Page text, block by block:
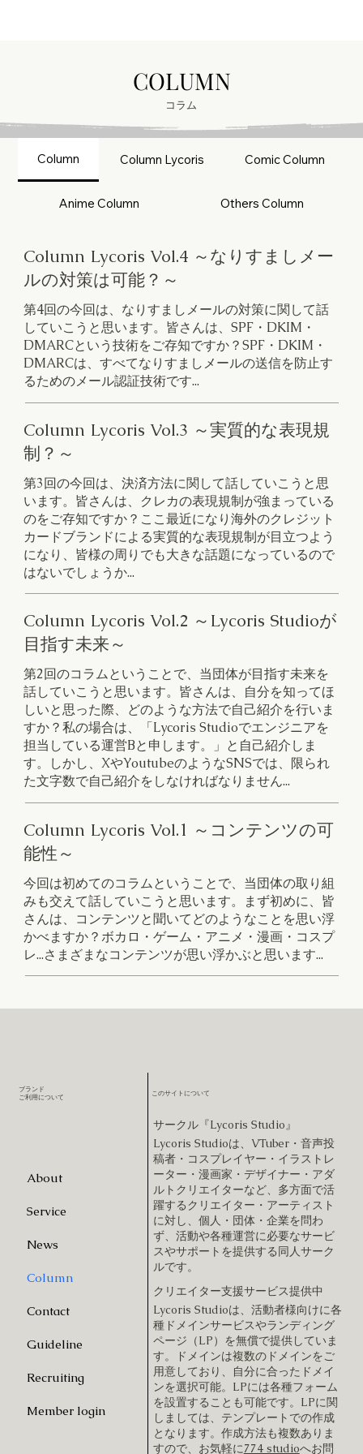
COLUMN
COLUMN
コラム
Column Column Lycoris Comic Column
Anime Column Others Column
Column Lycoris Vol.4 ～なりすましメー
ルの対策は可能？～
第4回の今回は、なりすましメールの対策に関して話
していこうと思います。皆さんは、SPF・DKIM・
DMARCという技術をご存知ですか？SPF・DKIM・
DMARCは、すべてなりすましメールの送信を防止す
るためのメール認証技術です...
Column Lycoris Vol.3 ～実質的な表現規
制？～
第3回の今回は、決済方法に関して話していこうと思
います。皆さんは、クレカの表現規制が強まっている
のをご存知ですか？ここ最近になり海外のクレジット
カードブランドによる実質的な表現規制が目立つよう
になり、皆様の周りでも大きな話題になっているので
はないでしょうか...
Column Lycoris Vol.2 ～Lycoris Studioが
目指す未来～
第2回のコラムということで、当団体が目指す未来を
話していこうと思います。皆さんは、自分を知ってほ
しいと思った際、どのような方法で自己紹介を行いま
すか？私の場合は、「Lycoris Studioでエンジニアを
担当している運営Bと申します。」と自己紹介しま
す。しかし、XやYoutubeのようなSNSでは、限られ
た文字数で自己紹介をしなければなりません...
Column Lycoris Vol.1 ～コンテンツの可
能性～
今回は初めてのコラムということで、当団体の取り組
みも交えて話していこうと思います。まず初めに、皆
さんは、コンテンツと聞いてどのようなことを思い浮
かべますか？ボカロ・ゲーム・アニメ・漫画・コスプ
レ...さまざまなコンテンツが思い浮かぶと思います...
サークル『Lycoris Studio』
Lycoris Studioは、VTuber・音声投
稿者・コスプレイヤー・イラストレ
ーター・漫画家・デザイナー・アダ
ルトクリエイターなど、多方面で活
躍するクリエイター・アーティスト
に対し、個人・団体・企業を問わ
ず、活動や各種運営に必要なサービ
スやサポートを提供する同人サーク
ルです。
クリエイター支援サービス提供中
Lycoris Studioは、活動者様向けに各
種ドメインサービスやランディング
ページ（LP）を無償で提供していま
す。ドメインは複数のドメインをご
用意しており、自分に合ったドメイ
ンを選択可能。LPには各種フォーム
を設置することも可能です。LPに関
しましては、テンプレートでの作成
となります。作成方法も複数ありま
すので、お気軽に774 studioへお問
このサイトについて
ブランド
​ご利用について
About
Service
News
Column
Contact
Guideline
Recruiting
Member login